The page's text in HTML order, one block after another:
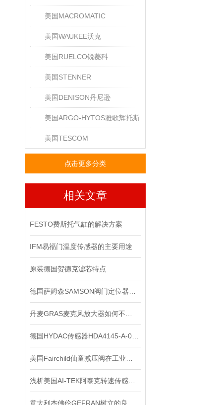
美国MACROMATIC
美国WAUKEE沃克
美国RUELCO锐菱科
美国STENNER
美国DENISON丹尼逊
美国ARGO-HYTOS雅歌辉托斯
美国TESCOM
点击更多分类
相关文章
FESTO费斯托气缸的解决方案
IFM易福门温度传感器的主要用途
原装德国贺德克滤芯特点